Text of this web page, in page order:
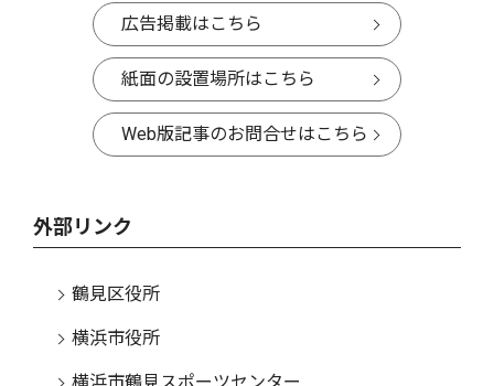
広告掲載はこちら
紙面の設置場所はこちら
Web版記事のお問合せはこちら
外部リンク
鶴見区役所
横浜市役所